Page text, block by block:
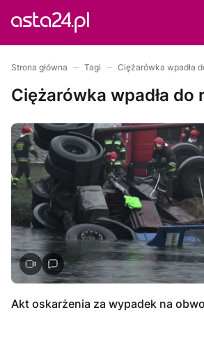
Strona główna Tagi Ciężarówka wpadła
Ciężarówka wpadła do
Akt oskarżenia za wypadek na